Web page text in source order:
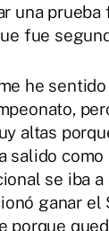
una prueba
fue
he
altas
salido
se iba
ganar el
porque